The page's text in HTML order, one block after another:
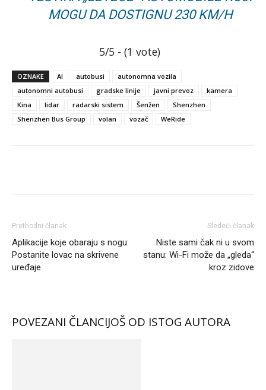
MOGU DA DOSTIGNU 230 KM/H
5/5 - (1 vote)
OZNAKE AI autobusi
autonomna vozila
autonomni autobusi
gradske linije javni prevoz
kamera
Kina
lidar radarski sistem Šenžen
Shenzhen
Shenzhen Bus Group
volan vozač WeRide
Prethodni članak
Aplikacije koje obaraju s nogu:
Postanite lovac na skrivene
uređaje
Sledeći članak
Niste sami čak ni u svom
stanu: Wi-Fi može da „gleda“
kroz zidove
POVEZANI ČLANCIJOŠ OD ISTOG AUTORA